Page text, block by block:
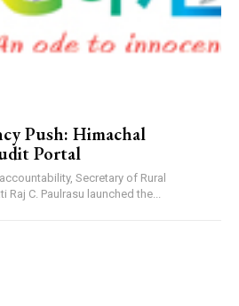
Push: Himachal
Portal
Secretary of Rural
C. Paulrasu launched the...